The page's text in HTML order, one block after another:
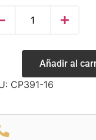
Añadir al
CP391-16